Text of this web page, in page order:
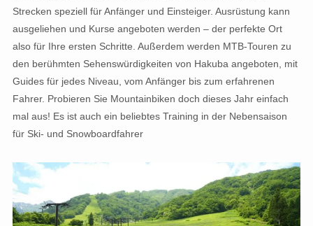
Strecken speziell für Anfänger und Einsteiger. Ausrüstung kann
ausgeliehen und Kurse angeboten werden – der perfekte Ort
also für Ihre ersten Schritte. Außerdem werden MTB-Touren zu
den berühmten Sehenswürdigkeiten von Hakuba angeboten, mit
Guides für jedes Niveau, vom Anfänger bis zum erfahrenen
Fahrer. Probieren Sie Mountainbiken doch dieses Jahr einfach
mal aus! Es ist auch ein beliebtes Training in der Nebensaison
für Ski- und Snowboardfahrer